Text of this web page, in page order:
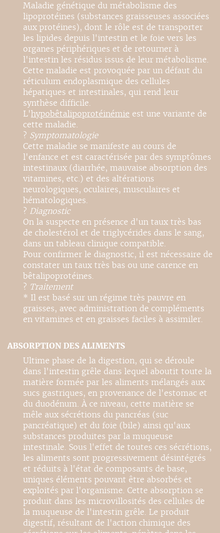
Maladie génétique du métabolisme des
lipoprotéines (substances graisseuses associées
aux protéines), dont le rôle est de transporter
les lipides depuis l'intestin et le foie vers les
organes périphériques et de retourner à
l'intestin les résidus issus de leur métabolisme.
Cette maladie est provoquée par un défaut du
réticulum endoplasmique des cellules
hépatiques et intestinales, qui rend leur
synthèse difficile.
L'hypobêtalipoprotéinémie est une variante de
cette maladie.
? Symptomatologie
Cette maladie se manifeste au cours de
l'enfance et est caractérisée par des symptômes
intestinaux (diarrhée, mauvaise absorption des
vitamines, etc.) et des altérations
neurologiques, oculaires, musculaires et
hématologiques.
? Diagnostic
On la suspecte en présence d'un taux très bas
de cholestérol et de triglycérides dans le sang,
dans un tableau clinique compatible.
Pour confirmer le diagnostic, il est nécessaire de
constater un taux très bas ou une carence en
bêtalipoprotéines.
? Traitement
* Il est basé sur un régime très pauvre en
graisses, avec administration de compléments
en vitamines et en graisses faciles à assimiler.
ABSORPTION DES ALIMENTS
Ultime phase de la digestion, qui se déroule
dans l'intestin grêle dans lequel aboutit toute la
matière formée par les aliments mélangés aux
sucs gastriques, en provenance de l'estomac et
du duodénum. À ce niveau, cette matière se
mêle aux sécrétions du pancréas (suc
pancréatique) et du foie (bile) ainsi qu'aux
substances produites par la muqueuse
intestinale. Sous l'effet de toutes ces sécrétions,
les aliments sont progressivement désintégrés
et réduits à l'état de composants de base,
uniques éléments pouvant être absorbés et
exploités par l'organisme. Cette absorption se
produit dans les microvillosités des cellules de
la muqueuse de l'intestin grêle. Le produit
digestif, résultant de l'action chimique des